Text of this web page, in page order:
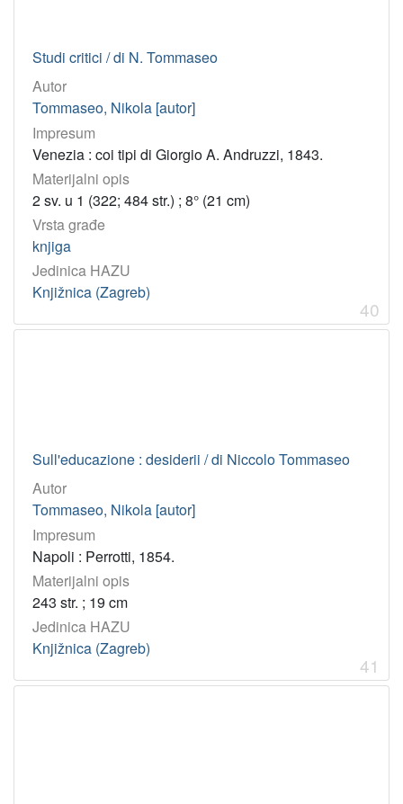
Studi critici / di N. Tommaseo
Autor
Tommaseo, Nikola [autor]
Impresum
Venezia : coi tipi di Giorgio A. Andruzzi, 1843.
Materijalni opis
2 sv. u 1 (322; 484 str.) ; 8° (21 cm)
Vrsta građe
knjiga
Jedinica HAZU
Knjižnica (Zagreb)
40
Sull'educazione : desiderii / di Niccolo Tommaseo
Autor
Tommaseo, Nikola [autor]
Impresum
Napoli : Perrotti, 1854.
Materijalni opis
243 str. ; 19 cm
Jedinica HAZU
Knjižnica (Zagreb)
41